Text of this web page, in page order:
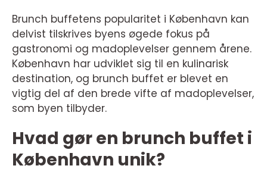
Brunch buffetens popularitet i København kan
delvist tilskrives byens øgede fokus på
gastronomi og madoplevelser gennem årene.
København har udviklet sig til en kulinarisk
destination, og brunch buffet er blevet en
vigtig del af den brede vifte af madoplevelser,
som byen tilbyder.
Hvad gør en brunch buffet i
København unik?